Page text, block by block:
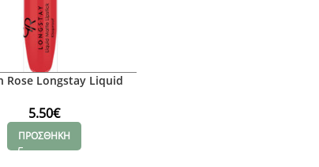
Rose Longstay Liquid
5.50€
ΠΡΟΣΘΗΚΗ